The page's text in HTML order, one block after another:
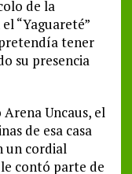
de la
“Yaguareté”
tener
su presencia
Uncaus, el
de esa casa
un cordial
contó parte de